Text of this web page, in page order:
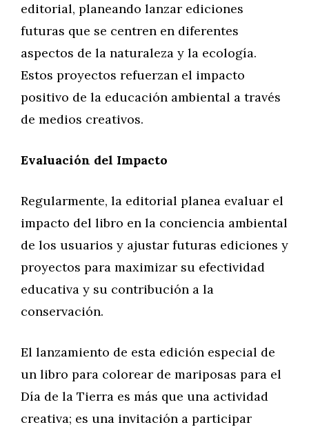
editorial, planeando lanzar ediciones
futuras que se centren en diferentes
aspectos de la naturaleza y la ecología.
Estos proyectos refuerzan el impacto
positivo de la educación ambiental a través
de medios creativos.
Evaluación del Impacto
Regularmente, la editorial planea evaluar el
impacto del libro en la conciencia ambiental
de los usuarios y ajustar futuras ediciones y
proyectos para maximizar su efectividad
educativa y su contribución a la
conservación.
El lanzamiento de esta edición especial de
un libro para colorear de mariposas para el
Día de la Tierra es más que una actividad
creativa; es una invitación a participar